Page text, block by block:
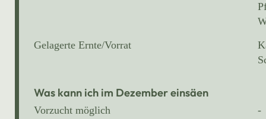
Gelagerte Ernte/Vorrat
Was kann ich im Dezember einsäen
Vorzucht möglich
-